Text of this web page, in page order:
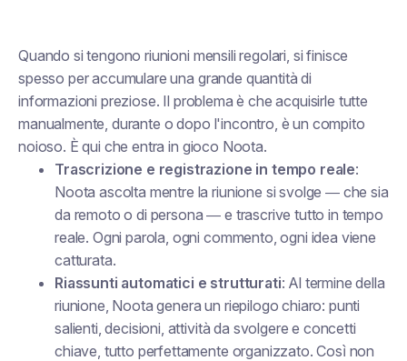
Quando si tengono riunioni mensili regolari, si finisce
spesso per accumulare una grande quantità di
informazioni preziose. Il problema è che acquisirle tutte
manualmente, durante o dopo l'incontro, è un compito
noioso. È qui che entra in gioco Noota.
Trascrizione e registrazione in tempo reale:
Noota ascolta mentre la riunione si svolge — che sia
da remoto o di persona — e trascrive tutto in tempo
reale. Ogni parola, ogni commento, ogni idea viene
catturata.
Riassunti automatici e strutturati: Al termine della
riunione, Noota genera un riepilogo chiaro: punti
salienti, decisioni, attività da svolgere e concetti
chiave, tutto perfettamente organizzato. Così non